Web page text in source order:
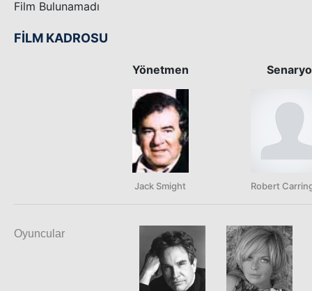
Film Bulunamadı
FİLM KADROSU
Yönetmen
Jack Smight
Senaryo
Robert
Oyuncular